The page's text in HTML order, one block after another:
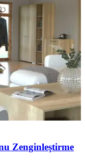
Zenginleştirme